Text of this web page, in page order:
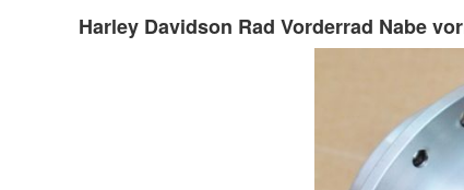
Harley Davidson Rad Vorderrad Nabe